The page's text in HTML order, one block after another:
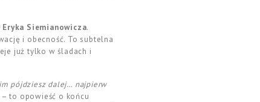
Eryka Siemianowicza.
i obecność. To subtelna
już tylko w śladach i
pójdziesz dalej… najpierw
to opowieść o końcu